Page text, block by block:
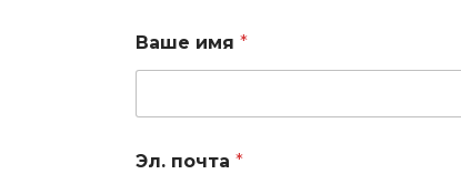
Ваше имя *
Эл. почта *